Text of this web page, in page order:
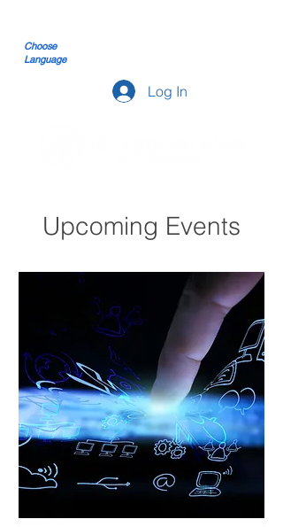
Choose
Language
Log In
Upcoming Events